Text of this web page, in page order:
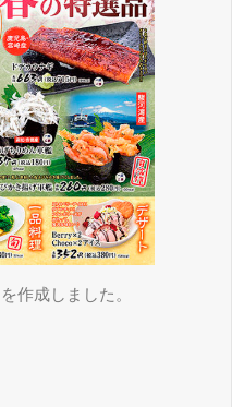
作成しました。